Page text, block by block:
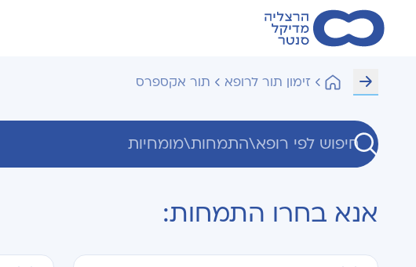
זימון תור לרופא תור אקספרס
אנא בחרו התמחות: